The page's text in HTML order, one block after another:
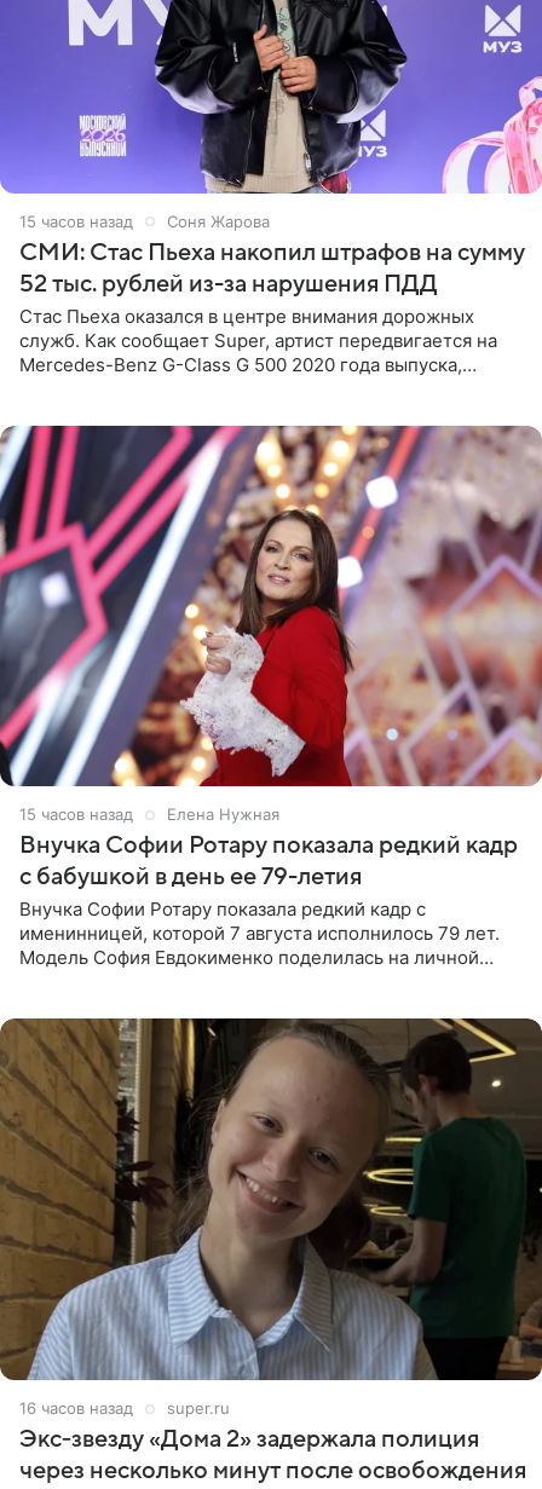
15 часов назад Соня Жарова
СМИ: Стас Пьеха накопил штрафов на сумму
52 тыс. рублей из-за нарушения ПДД
Стас Пьеха оказался в центре внимания дорожных
служб. Как сообщает Super, артист передвигается на
Mercedes-Benz G-Class G 500 2020 года выпуска,
15 часов назад Елена Нужная
Внучка Софии Ротару показала редкий кадр
с бабушкой в день ее 79-летия
Внучка Софии Ротару показала редкий кадр с
именинницей, которой 7 августа исполнилось 79 лет.
Модель София Евдокименко поделилась на личной
16 часов назад super.ru
Экс‑звезду «Дома 2» задержала полиция
через несколько минут после освобождения